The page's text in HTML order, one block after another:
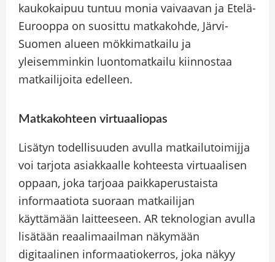
kaukokaipuu tuntuu monia vaivaavan ja Etelä-
Eurooppa on suosittu matkakohde, Järvi-
Suomen alueen mökkimatkailu ja
yleisemminkin luontomatkailu kiinnostaa
matkailijoita edelleen.
Matkakohteen virtuaaliopas
Lisätyn todellisuuden avulla matkailutoimijja
voi tarjota asiakkaalle kohteesta virtuaalisen
oppaan, joka tarjoaa paikkaperustaista
informaatiota suoraan matkailijan
käyttämään laitteeseen. AR teknologian avulla
lisätään reaalimaailman näkymään
digitaalinen informaatiokerros, joka näkyy